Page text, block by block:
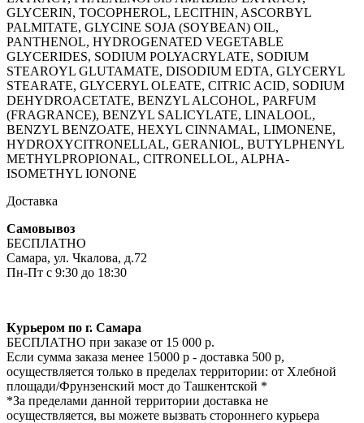
GLYCERIN, TOCOPHEROL, LECITHIN, ASCORBYL
PALMITATE, GLYCINE SOJA (SOYBEAN) OIL,
PANTHENOL, HYDROGENATED VEGETABLE
GLYCERIDES, SODIUM POLYACRYLATE, SODIUM
STEAROYL GLUTAMATE, DISODIUM EDTA, GLYCERYL
STEARATE, GLYCERYL OLEATE, CITRIC ACID, SODIUM
DEHYDROACETATE, BENZYL ALCOHOL, PARFUM
(FRAGRANCE), BENZYL SALICYLATE, LINALOOL,
BENZYL BENZOATE, HEXYL CINNAMAL, LIMONENE,
HYDROXYCITRONELLAL, GERANIOL, BUTYLPHENYL
METHYLPROPIONAL, CITRONELLOL, ALPHA-
ISOMETHYL IONONE
Доставка
Самовывоз
БЕСПЛАТНО
Самара, ул. Чкалова, д.72
Пн-Пт с 9:30 до 18:30
Курьером по г. Самара
БЕСПЛАТНО при заказе от 15 000 р.
Если сумма заказа менее 15000 р - доставка 500 р,
осуществляется только в пределах территории: от Хлебной
площади/Фрунзенский мост до Ташкентской *
*За пределами данной территории доставка не
осуществляется, вы можете вызвать стороннего курьера